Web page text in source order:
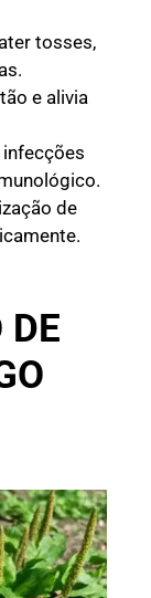
tosses,
e alivia
de
DE